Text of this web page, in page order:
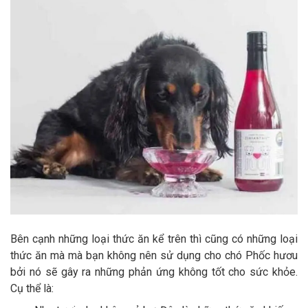
Bên cạnh những loại thức ăn kể trên thì cũng có những loại
thức ăn mà mà bạn không nên sử dụng cho chó Phốc hươu
bởi nó sẽ gây ra những phản ứng không tốt cho sức khỏe.
Cụ thể là: